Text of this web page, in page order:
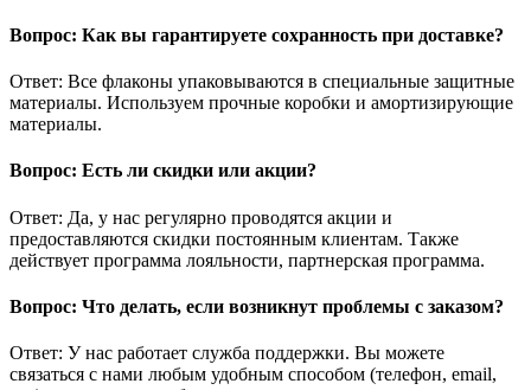
Вопрос: Как вы гарантируете сохранность при доставке?
Ответ: Все флаконы упаковываются в специальные защитные
материалы. Используем прочные коробки и амортизирующие
материалы.
Вопрос: Есть ли скидки или акции?
Ответ: Да, у нас регулярно проводятся акции и
предоставляются скидки постоянным клиентам. Также
действует программа лояльности, партнерская программа.
Вопрос: Что делать, если возникнут проблемы с заказом?
Ответ: У нас работает служба поддержки. Вы можете
связаться с нами любым удобным способом (телефон, email,